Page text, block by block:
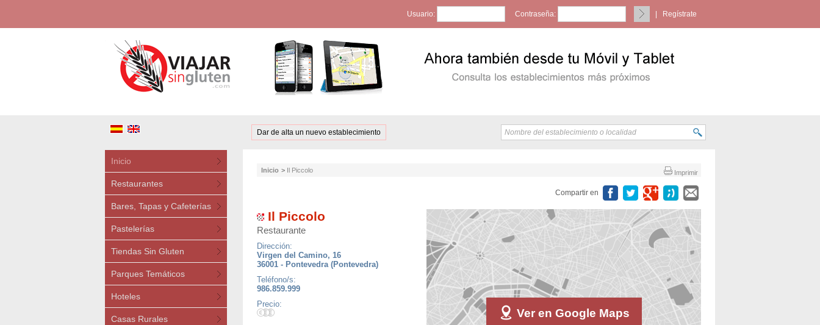
Usuario: Contraseña: Regístrate
Dar de alta un nuevo establecimiento
Inicio
Restaurantes
Bares, Tapas y Cafeterías
Pastelerías
Tiendas Sin Gluten
Parques Temáticos
Hoteles
Casas Rurales
Imprimir
Inicio > Il Piccolo
Compartir en
Ver en Google Maps
Il Piccolo
Restaurante
Dirección:
Virgen del Camino, 16
36001 - Pontevedra (Pontevedra)
Teléfono/s:
986.859.999
Precio: